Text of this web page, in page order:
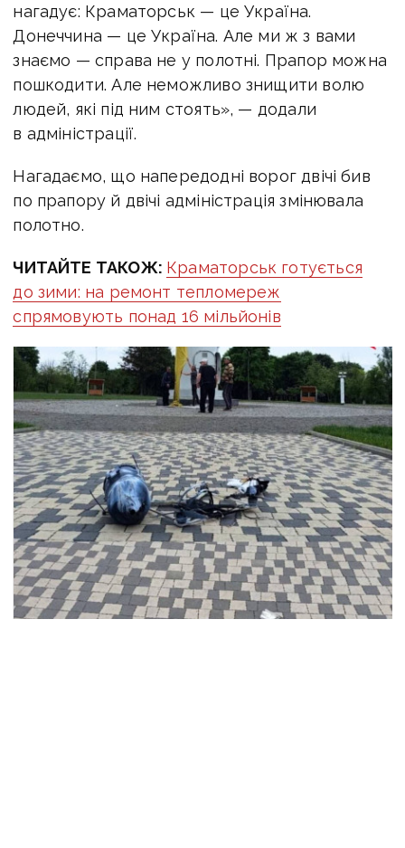
нагадує: Краматорськ — це Україна.
Донеччина — це Україна. Але ми ж з вами
знаємо — справа не у полотні. Прапор можна
пошкодити.Але неможливо знищити волю
людей, які під ним стоять», — додали
в адміністрації.
Нагадаємо, що напередодні ворог двічі бив
по прапору й двічі адміністрація змінювала
полотно.
ЧИТАЙТЕ ТАКОЖ: Краматорськ готується
до зими: на ремонт тепломереж
спрямовують понад 16 мільйонів